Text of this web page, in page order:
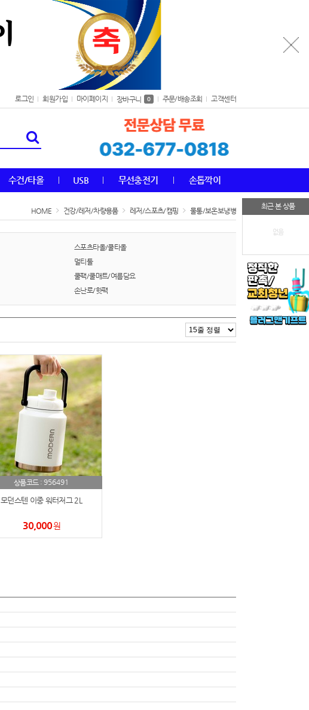
로그인 회원가입 마이페이지 장바구니 0 주문/배송조회 고객센터
수건/타올 USB 무선충전기 손톱깍이
최근 본 상품
없음
HOME 건강/레저/차량용품 레저/스포츠/캠핑 물통/보온보냉병
스포츠타올/쿨타올
멀티툴
쿨팩/쿨매트/여름담요
손난로/핫팩
상품코드 : 956491
모던스텐 이중 워터저그 2L
30,000원